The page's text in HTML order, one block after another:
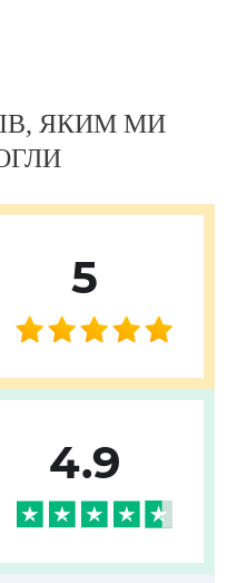
ЯКИМ МИ
5
4.9